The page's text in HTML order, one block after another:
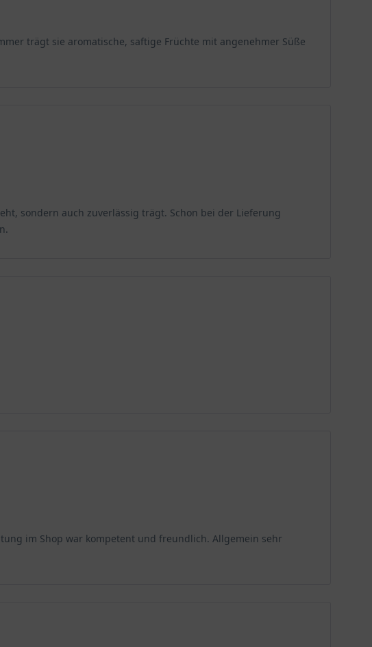
trägt sie aromatische, saftige Früchte mit angenehmer Süße
sondern auch zuverlässig trägt. Schon bei der Lieferung
im Shop war kompetent und freundlich. Allgemein sehr